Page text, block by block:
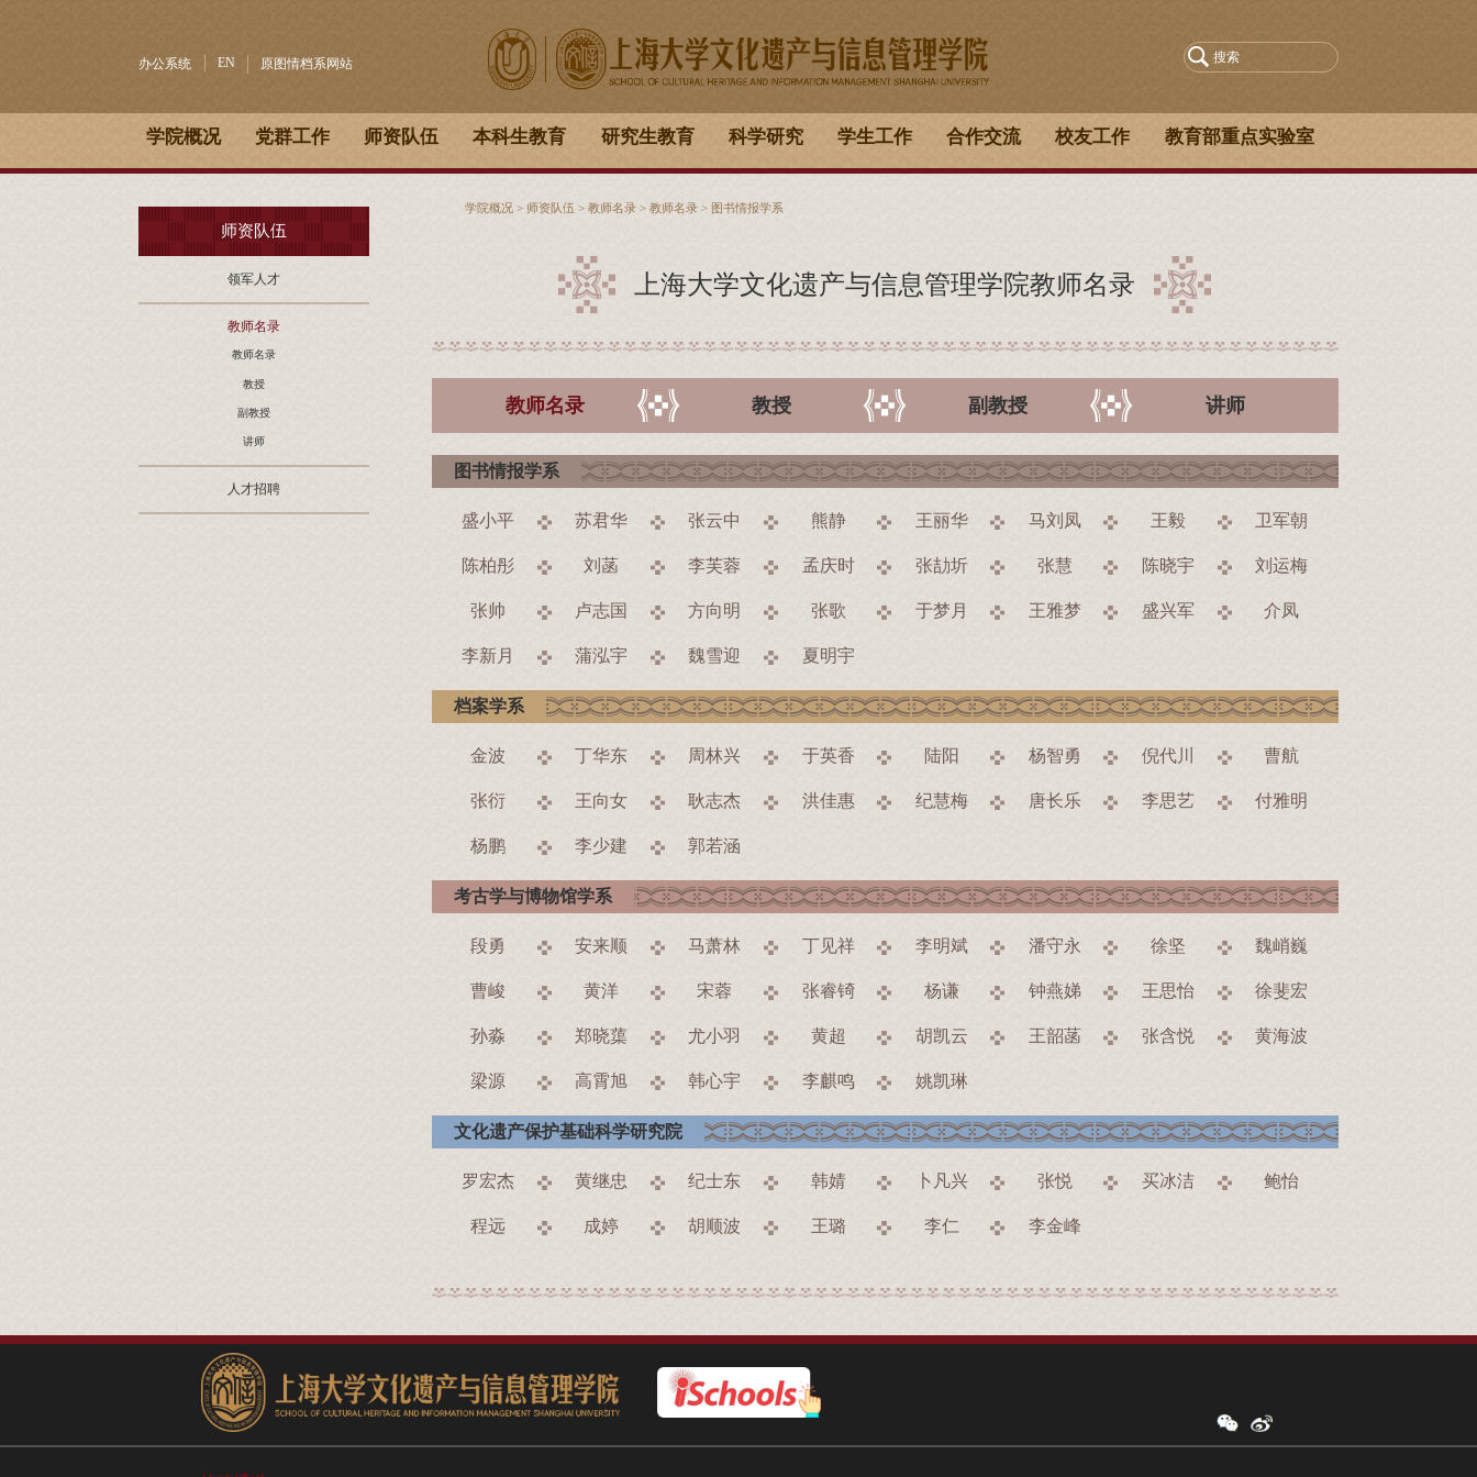
办公系统 EN 原图情档系网站
学院概况 党群工作 师资队伍 本科生教育 研究生教育 科学研究 学生工作 合作交流 校友工作 教育部重点实验室
师资队伍
领军人才
教师名录
教师名录
教授
副教授
讲师
人才招聘
学院概况> 师资队伍 > 教师名录> 教师名录> 图书情报学系
上海大学文化遗产与信息管理学院教师名录
教师名录 教授 副教授 讲师
图书情报学系
盛小平 苏君华 张云中 熊静 王丽华 马刘凤 王毅 卫军朝
陈柏彤 刘菡 李芙蓉 孟庆时 张劼圻 张慧 陈晓宇 刘运梅
张帅 卢志国 方向明 张歌 于梦月 王雅梦 盛兴军 介凤
李新月 蒲泓宇 魏雪迎 夏明宇
档案学系
金波 丁华东 周林兴 于英香 陆阳 杨智勇 倪代川 曹航
张衍 王向女 耿志杰 洪佳惠 纪慧梅 唐长乐 李思艺 付雅明
杨鹏 李少建 郭若涵
考古学与博物馆学系
段勇 安来顺 马萧林 丁见祥 李明斌 潘守永 徐坚 魏峭巍
曹峻 黄洋 宋蓉 张睿锜 杨谦 钟燕娣 王思怡 徐斐宏
孙淼 郑晓蕖 尤小羽 黄超 胡凯云 王韶菡 张含悦 黄海波
梁源 高霄旭 韩心宇 李麒鸣 姚凯琳
文化遗产保护基础科学研究院
罗宏杰 黄继忠 纪士东 韩婧 卜凡兴 张悦 买冰洁 鲍怡
程远 成婷 胡顺波 王璐 李仁 李金峰